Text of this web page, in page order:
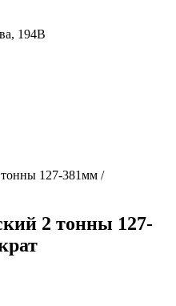
194В
тонны 127-381мм /
2 тонны 127-